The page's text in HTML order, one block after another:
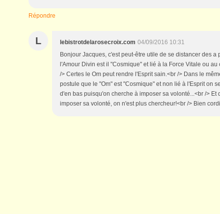
Répondre
L lebistrotdelarosecroix.com 04/09/2016 10:31
Bonjour Jacques, c'est peut-être utile de se distancer des a
l'Amour Divin est il "Cosmique" et lié à la Force Vitale ou
/> Certes le Om peut rendre l'Esprit sain.<br /> Dans le
postule que le "Om" est "Cosmique" et non lié à l'Esprit on
d'en bas puisqu'on cherche à imposer sa volonté...<br /> Et
imposer sa volonté, on n'est plus chercheur!<br /> Bien